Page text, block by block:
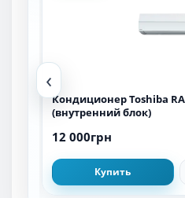
‹
Кондиционер Toshiba
(внутренний блок)
12 000грн
Купить